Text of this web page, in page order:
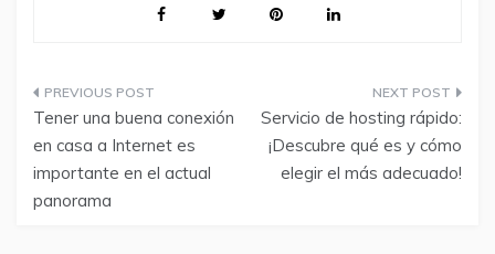
Navegación
de
entradas
Tener una buena conexión
en casa a Internet es
importante en el actual
panorama
Servicio de hosting rápido:
¡Descubre qué es y cómo
elegir el más adecuado!